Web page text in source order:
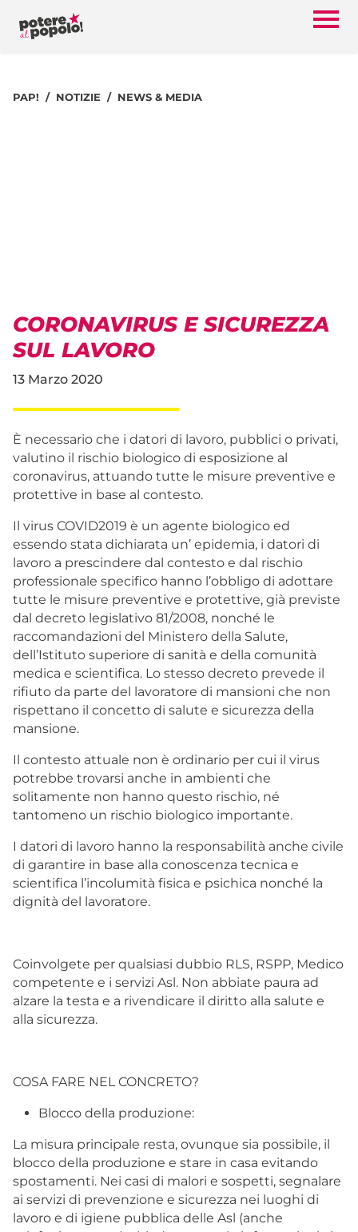
PAP! NOTIZIE NEWS & MEDIA
CORONAVIRUS E SICUREZZA
SUL LAVORO
13 Marzo 2020
È necessario che i datori di lavoro, pubblici o privati,
valutino il rischio biologico di esposizione al
coronavirus, attuando tutte le misure preventive e
protettive in base al contesto.
Il virus COVID2019 è un agente biologico ed
essendo stata dichiarata un’ epidemia, i datori di
lavoro a prescindere dal contesto e dal rischio
professionale specifico hanno l’obbligo di adottare
tutte le misure preventive e protettive, già previste
dal decreto legislativo 81/2008, nonché le
raccomandazioni del Ministero della Salute,
dell’Istituto superiore di sanità e della comunità
medica e scientifica. Lo stesso decreto prevede il
rifiuto da parte del lavoratore di mansioni che non
rispettano il concetto di salute e sicurezza della
mansione.
Il contesto attuale non è ordinario per cui il virus
potrebbe trovarsi anche in ambienti che
solitamente non hanno questo rischio, né
tantomeno un rischio biologico importante.
I datori di lavoro hanno la responsabilità anche civile
di garantire in base alla conoscenza tecnica e
scientifica l’incolumità fisica e psichica nonché la
dignità del lavoratore.
Coinvolgete per qualsiasi dubbio RLS, RSPP, Medico
competente e i servizi Asl. Non abbiate paura ad
alzare la testa e a rivendicare il diritto alla salute e
alla sicurezza.
COSA FARE NEL CONCRETO?
Blocco della produzione:
La misura principale resta, ovunque sia possibile, il
blocco della produzione e stare in casa evitando
spostamenti. Nei casi di malori e sospetti, segnalare
ai servizi di prevenzione e sicurezza nei luoghi di
lavoro e di igiene pubblica delle Asl (anche